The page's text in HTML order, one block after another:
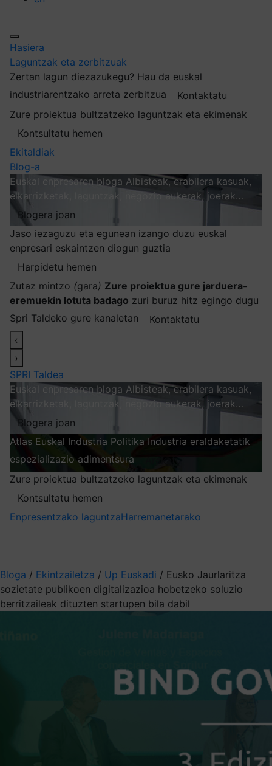
Hasiera
Laguntzak eta zerbitzuak
Zertan lagun diezazukegu? Hau da euskal
industriarentzako arreta zerbitzua
Kontaktatu
Zure proiektua bultzatzeko laguntzak eta ekimenak
Kontsultatu hemen
Ekitaldiak
Blog-a
Euskal enpresaren bloga Albisteak, erabilera kasuak,
elkarrizketak, laguntzak, negozio aukerak, joerak…
Blogera joan
Jaso iezaguzu eta egunean izango duzu euskal
enpresari eskaintzen diogun guztia
Harpidetu hemen
Zutaz mintzo (gara) Zure proiektua gure jarduera-
eremuekin lotuta badago zuri buruz hitz egingo dugu
Spri Taldeko gure kanaletan
Kontaktatu
‹
›
SPRI Taldea
Euskal enpresaren bloga Albisteak, erabilera kasuak,
elkarrizketak, laguntzak, negozio aukerak, joerak…
Blogera joan
Atlas Euskal Industria Politika Industria eraldaketatik
espezializazio adimentsura
Zure proiektua bultzatzeko laguntzak eta ekimenak
Kontsultatu hemen
Enpresentzako laguntzaHarremanetarako
Bloga / Ekintzailetza / Up Euskadi / Eusko Jaurlaritza
sozietate publikoen digitalizazioa hobetzeko soluzio
berritzaileak dituzten startupen bila dabil